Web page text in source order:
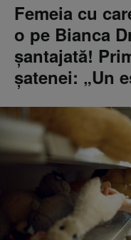
Femeia cu
o pe Bianca
șantajată!
șatenei: „Un